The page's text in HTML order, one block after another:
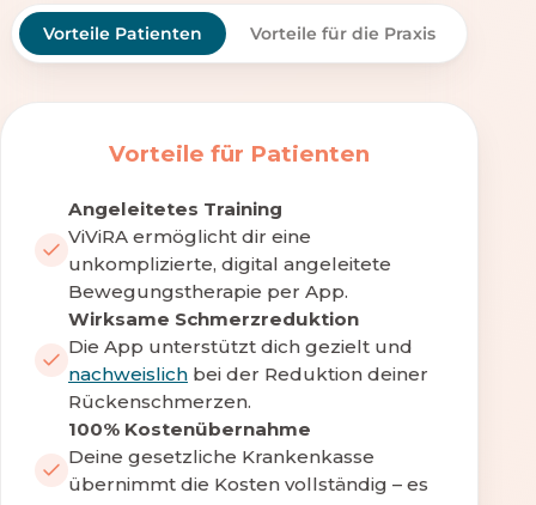
Vorteile Patienten Vorteile für die Praxis
Vorteile für Patienten
Angeleitetes Training
ViViRA ermöglicht dir eine
unkomplizierte, digital angeleitete
Bewegungstherapie per App.
Wirksame Schmerzreduktion
Die App unterstützt dich gezielt und
nachweislich bei der Reduktion deiner
Rückenschmerzen.
100% Kostenübernahme
Deine gesetzliche Krankenkasse
übernimmt die Kosten vollständig – es